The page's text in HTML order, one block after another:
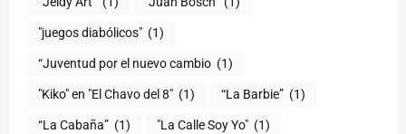
"juegos diabólicos" (1)
“Juventud por el nuevo cambio (1)
"Kiko" en "El Chavo del 8" (1) “La Barbie” (1)
“La Cabaña” (1) "La Calle Soy Yo" (1)